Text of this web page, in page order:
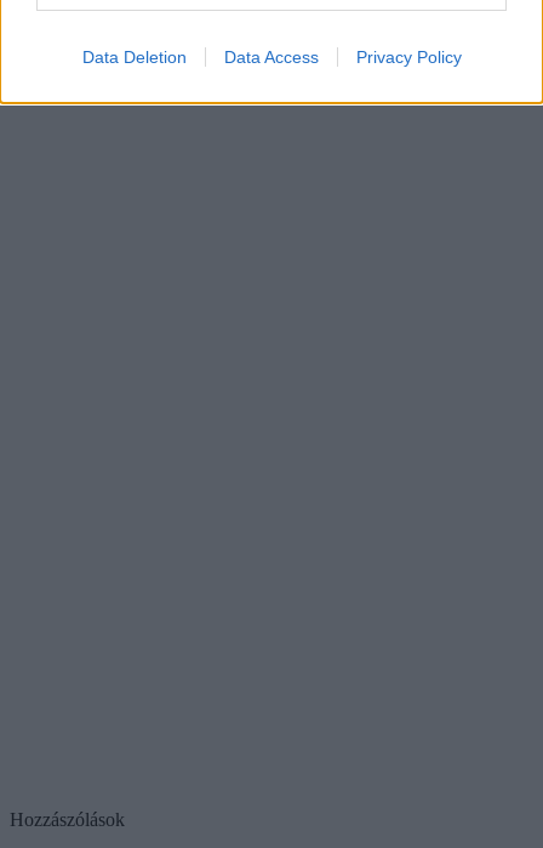
Data Deletion Data Access Privacy Policy
Hozzászólások